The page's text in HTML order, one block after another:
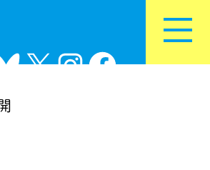
X Instagram
Facebook